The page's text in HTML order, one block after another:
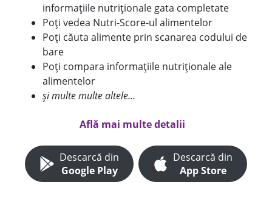
informațiile nutriționale gata completate
Poți vedea Nutri-Score-ul alimentelor
Poți căuta alimente prin scanarea codului de
bare
Poți compara informațiile nutriționale ale
alimentelor
și multe multe altele...
Află mai multe detalii
Descarcă din
Google Play
Descarcă din
App Store